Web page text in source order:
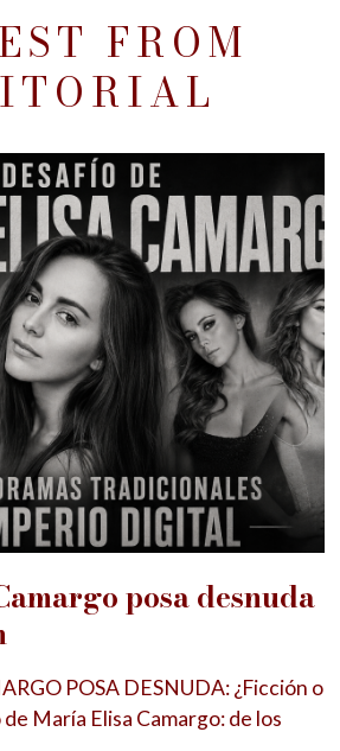
FROM
posa desnuda
POSA DESNUDA: ¿Ficción o
María Elisa Camargo: de los